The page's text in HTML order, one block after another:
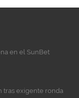
en el SunBet
tras exigente ronda